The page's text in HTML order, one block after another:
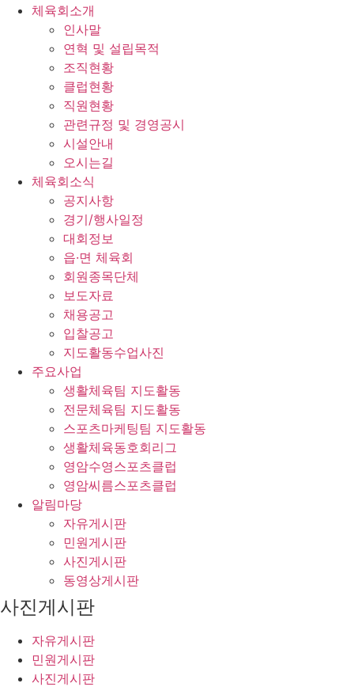
체육회소개
인사말
연혁 및 설립목적
조직현황
클럽현황
직원현황
관련규정 및 경영공시
시설안내
오시는길
체육회소식
공지사항
경기/행사일정
대회정보
읍·면 체육회
회원종목단체
보도자료
채용공고
입찰공고
지도활동수업사진
주요사업
생활체육팀 지도활동
전문체육팀 지도활동
스포츠마케팅팀 지도활동
생활체육동호회리그
영암수영스포츠클럽
영암씨름스포츠클럽
알림마당
자유게시판
민원게시판
사진게시판
동영상게시판
사진게시판
자유게시판
민원게시판
사진게시판